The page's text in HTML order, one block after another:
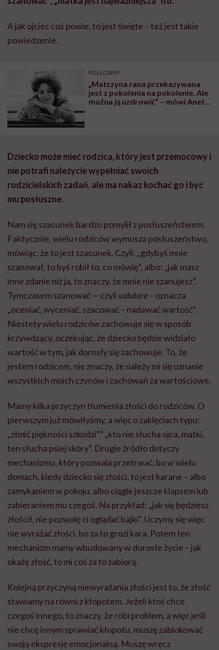
A jak ojciec coś powie, to jest święte – też jest takie
powiedzenie.
POLECAMY
„Matczyna rana przekazywana
jest z pokolenia na pokolenie. Ale
można ją uzdrowić” – mówi Aneta
Dziecko może mieć rodzica, który jest przemocowy i
nie potrafi należycie wypełniać swoich
rodzicielskich zadań, ale ma nakaz kochać go i być
mu posłuszne.
Nam się szacunek bardzo pomylił z posłuszeństwem.
Faktycznie, wielu rodziców wymusza posłuszeństwo,
mówiąc, że to jest szacunek. Czyli: „gdybyś mnie
szanował, to byś robił to, co mówię”, albo: „jak masz
inne zdanie niż ja, to znaczy, że mnie nie szanujesz”.
Tymczasem szanować — czyli valutare– oznacza
„oceniać, wyceniać, szacować – nadawać wartość”.
Niestety wielu rodziców zachowuje się w sposób
krzywdzący, oczekując, że dziecko będzie widziało
wartość w tym, jak dorosły się zachowuje. To, że
jestem rodzicem, nie znaczy, że należy mi się uznanie
wszystkich moich czynów i zachowań za wartościowe.
Mamy kilka przyczyn tłumienia złości do rodziców. O
pierwszym już mówiłyśmy, a więc o zaklęciach typu:
„złość piękności szkodzi”” „kto nie słucha ojca, matki,
ten słucha psiej skóry”. Drugie źródło dotyczy
mechanizmu, który pozwala przetrwać, bo w wielu
domach, kiedy dziecko się złości, to jest karane – albo
zamykaniem w pokoju, albo ciągle jeszcze klapsem lub
zabieraniem mu czegoś. Na przykład: „jak się będziesz
złościł, nie pozwolę ci oglądać bajki”. Uczymy się więc
nie wyrażać złości, bo za to grozi kara. Potem ten
mechanizm mamy wbudowany w dorosłe życie – jak
okażę złość, to mi coś za to zabiorą.
Kolejną przyczyną niewyrażania złości jest to, że złość
stawiamy na równi z kłopotem. Jeżeli ktoś chce
czegoś innego, to znaczy, że robi problem, a więc jeśli
nie chcę innym sprawiać kłopotu, muszę zablokować
swoją ekspresję emocjonalną. Muszę wręcz